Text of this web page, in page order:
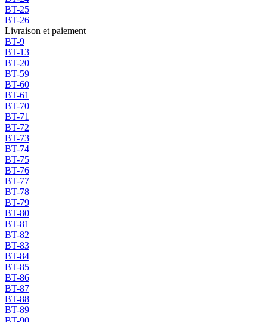
BT-25
BT-26
Livraison et paiement
BT-9
BT-13
BT-20
BT-59
BT-60
BT-61
BT-70
BT-71
BT-72
BT-73
BT-74
BT-75
BT-76
BT-77
BT-78
BT-79
BT-80
BT-81
BT-82
BT-83
BT-84
BT-85
BT-86
BT-87
BT-88
BT-89